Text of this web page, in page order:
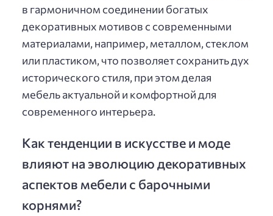
в гармоничном соединении богатых
декоративных мотивов с современными
материалами, например, металлом, стеклом
или пластиком, что позволяет сохранить дух
исторического стиля, при этом делая
мебель актуальной и комфортной для
современного интерьера.
Как тенденции в искусстве и моде
влияют на эволюцию декоративных
аспектов мебели с барочными
корнями?